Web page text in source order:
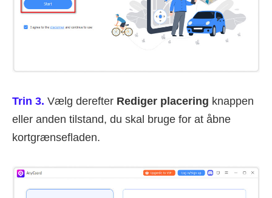
Trin 3. Vælg derefter Rediger placering knappen
eller anden tilstand, du skal bruge for at åbne
kortgrænsefladen.